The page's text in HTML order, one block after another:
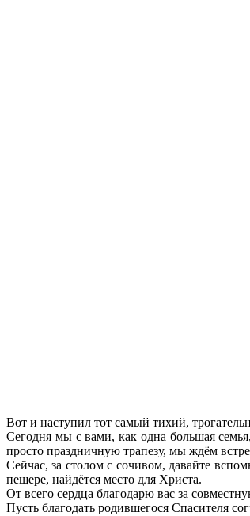
Вот и наступил тот самый тихий,
Сегодня мы с вами, как одна большая
просто праздничную трапезу, мы ждём
Сейчас, за столом с сочивом, давайте
пещере, найдётся место для Христа.
От всего сердца благодарю вас за
Пусть благодать родившегося Спасителя